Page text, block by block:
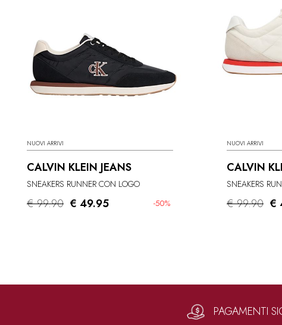
NUOVI ARRIVI
CALVIN KLEIN JEANS
SNEAKERS RUNNER CON LOGO
€ 99.90 -50%
€ 49.95
NUOVI ARRIVI
CALVIN
SNEAKERS
€ 99.90 €
PAGAMENTI